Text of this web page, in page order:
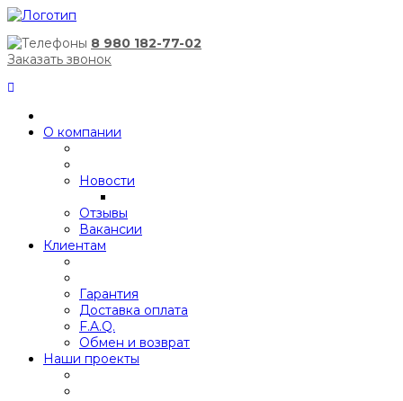
8 980 182-77-02
Заказать звонок
О компании
Новости
Отзывы
Вакансии
Клиентам
Гарантия
Доставка оплата
F.A.Q.
Обмен и возврат
Наши проекты